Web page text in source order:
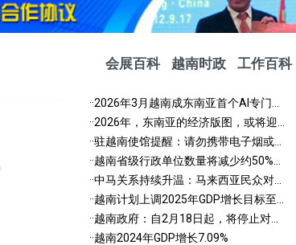
会展百科 越南时政 工作百科
··2026年3月越南成东南亚首个AI专门...
··2026年，东南亚的经济版图，或将迎...
··驻越南使馆提醒：请勿携带电子烟或...
··越南省级行政单位数量将减少约50%...
··中马关系持续升温：马来西亚民众对...
··越南计划上调2025年GDP增长目标至...
··越南政府：自2月18日起，将停止对...
··越南2024年GDP增长7.09%